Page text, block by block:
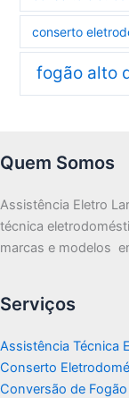
conserto
fogão alto
Quem Somos
Assistência Eletro
técnica
marcas e modelos
Serviços
Assistência Técnica
Conserto
Conversão de Fogão